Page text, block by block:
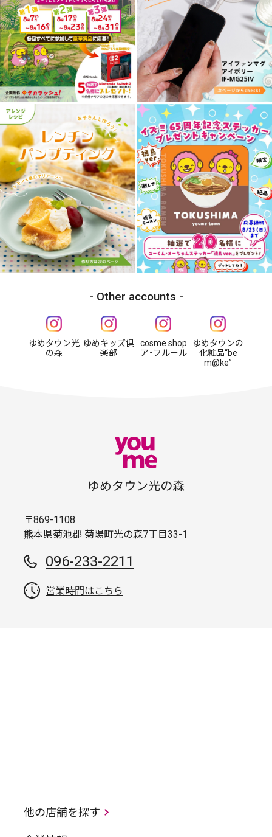
Other accounts
ゆめタウン光
の森
ゆめキッズ倶
楽部
cosme shop
ア・フルール
ゆめタウンの
化粧品“be
m@ke”
ゆめタウン光の森
〒869-1108
熊本県菊池郡 菊陽町光の森7丁目33-1
096-233-2211
営業時間はこちら
他の店舗を探す